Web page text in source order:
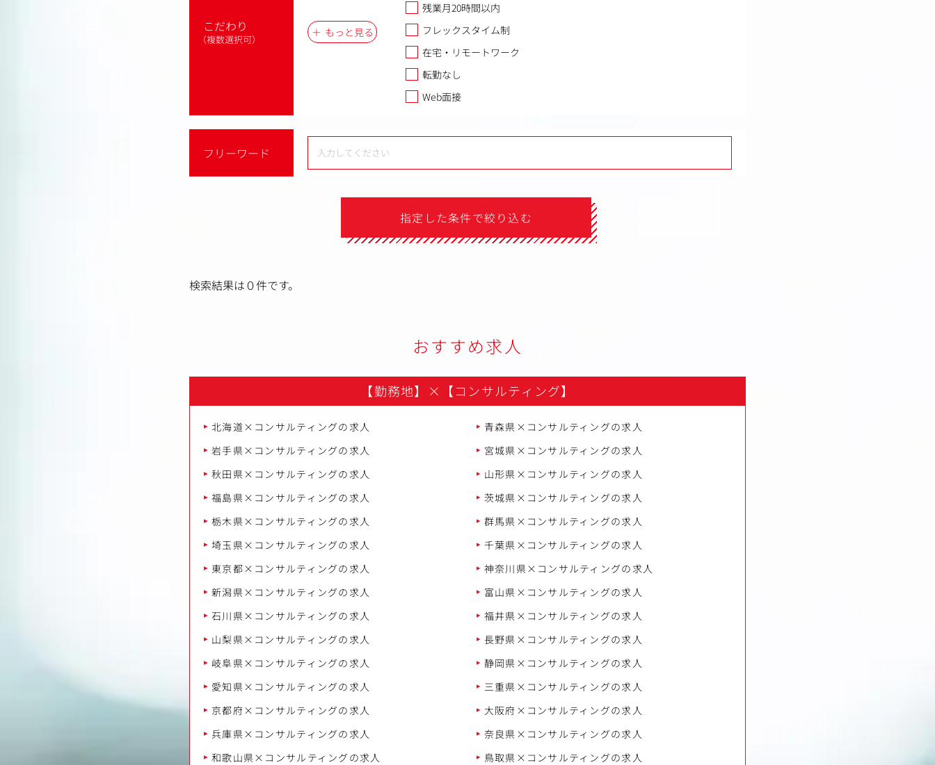
こだわり
（複数選択可）
もっと見る
残業月20時間以内
フレックスタイム制
在宅・リモートワーク
転勤なし
Web面接
フリーワード
指定した条件で絞り込む
検索結果は０件です。
おすすめ求人
【勤務地】 × 【コンサルティング】
北海道×コンサルティングの求人
青森県×コンサルティングの求人
岩手県×コンサルティングの求人
宮城県×コンサルティングの求人
秋田県×コンサルティングの求人
山形県×コンサルティングの求人
福島県×コンサルティングの求人
茨城県×コンサルティングの求人
栃木県×コンサルティングの求人
群馬県×コンサルティングの求人
埼玉県×コンサルティングの求人
千葉県×コンサルティングの求人
東京都×コンサルティングの求人
神奈川県×コンサルティングの求人
新潟県×コンサルティングの求人
富山県×コンサルティングの求人
石川県×コンサルティングの求人
福井県×コンサルティングの求人
山梨県×コンサルティングの求人
長野県×コンサルティングの求人
岐阜県×コンサルティングの求人
静岡県×コンサルティングの求人
愛知県×コンサルティングの求人
三重県×コンサルティングの求人
京都府×コンサルティングの求人
大阪府×コンサルティングの求人
兵庫県×コンサルティングの求人
奈良県×コンサルティングの求人
和歌山県×コンサルティングの求人
鳥取県×コンサルティングの求人